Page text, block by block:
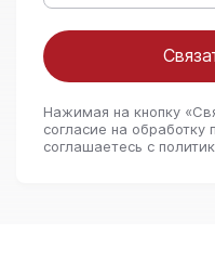
Нажимая на кнопку
согласие на
соглашаетесь c